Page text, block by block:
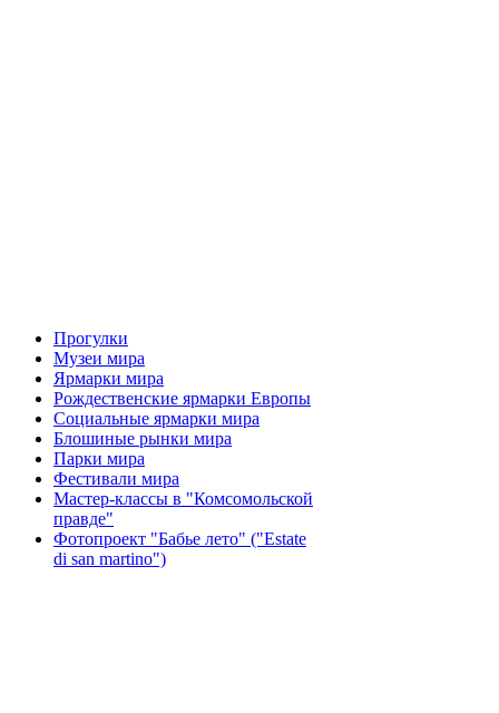
Прогулки
Музеи мира
Ярмарки мира
Рождественские ярмарки Европы
Социальные ярмарки мира
Блошиные рынки мира
Парки мира
Фестивали мира
Мастер-классы в "Комсомольской
правде"
Фотопроект "Бабье лето" ("Еstate
di san martino")